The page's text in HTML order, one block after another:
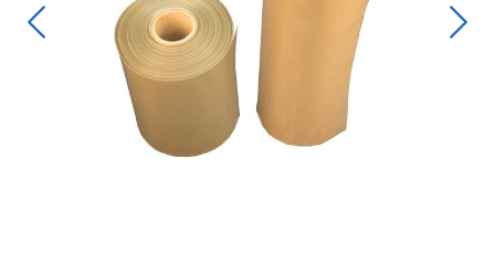
Edellinen